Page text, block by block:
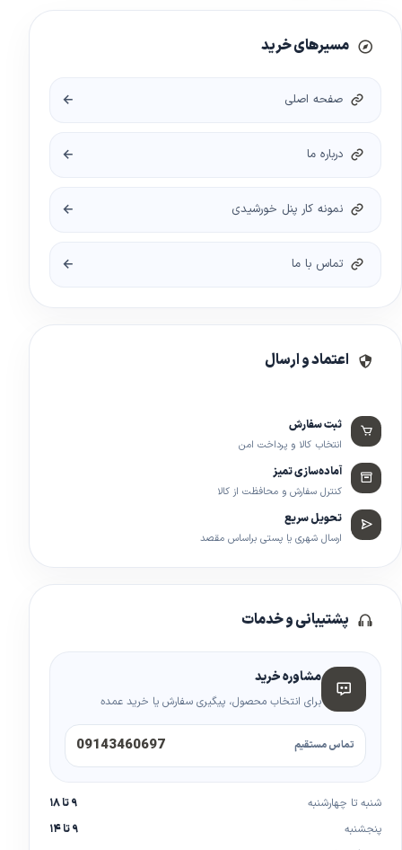
مسیرهای خرید
صفحه اصلی
درباره ما
نمونه کار پنل خورشیدی
تماس با ما
اعتماد و ارسال
ثبت سفارش
انتخاب کالا و پرداخت امن
آماده‌سازی تمیز
کنترل سفارش و محافظت از کالا
تحویل سریع
ارسال شهری یا پستی براساس مقصد
پشتیبانی و خدمات
مشاوره خرید
برای انتخاب محصول، پیگیری سفارش یا خرید عمده
تماس مستقیم 09143460697
شنبه تا چهارشنبه
۹ تا ۱۸
پنجشنبه
۹ تا ۱۴